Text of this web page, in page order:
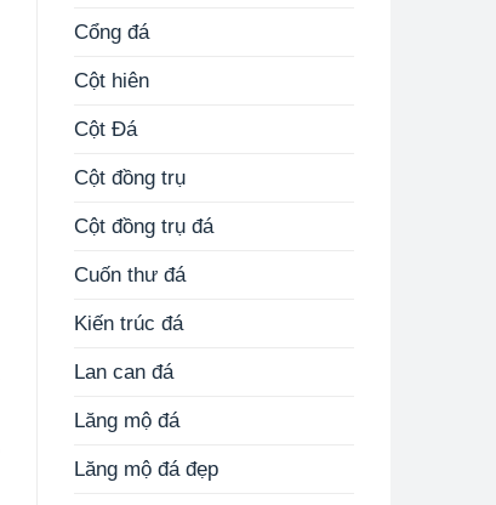
Cổng đá
Cột hiên
Cột Đá
Cột đồng trụ
Cột đồng trụ đá
Cuốn thư đá
Kiến trúc đá
Lan can đá
Lăng mộ đá
Lăng mộ đá đẹp